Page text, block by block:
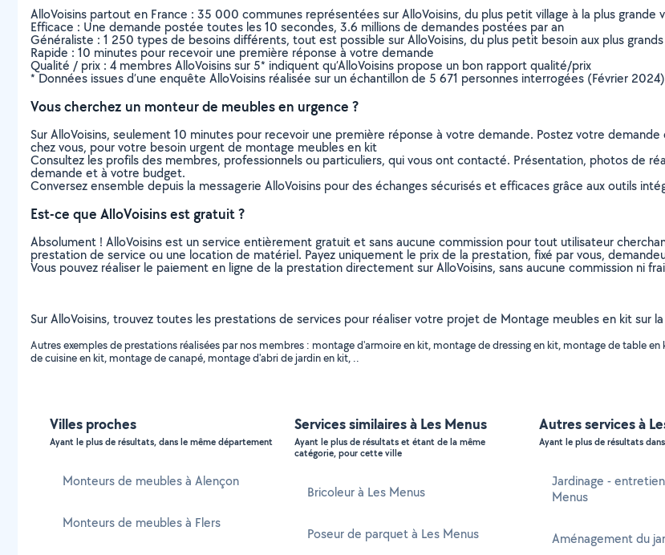
AlloVoisins partout en France : 35 000 communes représentées sur AlloVoisins, du plus petit village à la plus grande
Efficace : Une demande postée toutes les 10 secondes, 3.6 millions de demandes postées par an
Généraliste : 1 250 types de besoins différents, tout est possible sur AlloVoisins, du plus petit besoin aux plus
Rapide : 10 minutes pour recevoir une première réponse à votre demande
Qualité / prix : 4 membres AlloVoisins sur 5* indiquent qu’AlloVoisins propose un bon rapport qualité/prix
* Données issues d’une enquête AlloVoisins réalisée sur un échantillon de 5 671 personnes interrogées (Février 2024)
Vous cherchez un monteur de meubles en urgence ?
Sur AlloVoisins, seulement 10 minutes pour recevoir une première réponse à votre demande. Postez votre
chez vous, pour votre besoin urgent de montage meubles en kit
Consultez les profils des membres, professionnels ou particuliers, qui vous ont contacté. Présentation, photos de
demande et à votre budget.
Conversez ensemble depuis la messagerie AlloVoisins pour des échanges sécurisés et efficaces grâce aux outils
Est-ce que AlloVoisins est gratuit ?
Absolument ! AlloVoisins est un service entièrement gratuit et sans aucune commission pour tout utilisateur
prestation de service ou une location de matériel. Payez uniquement le prix de la prestation, fixé par vous,
Vous pouvez réaliser le paiement en ligne de la prestation directement sur AlloVoisins, sans aucune commission ni
Sur AlloVoisins, trouvez toutes les prestations de services pour réaliser votre projet de Montage meubles en kit sur
Autres exemples de prestations réalisées par nos membres : montage d'armoire en kit, montage de dressing en kit, montage de table
de cuisine en kit, montage de canapé, montage d'abri de jardin en kit, ..
Villes proches
Ayant le plus de résultats, dans le même département
Monteurs de meubles à Alençon
Monteurs de meubles à Flers
Services similaires à Les Menus
Ayant le plus de résultats et étant de la même
catégorie, pour cette ville
Bricoleur à Les Menus
Poseur de parquet à Les Menus
Autres services à
Ayant le plus de résultats
Jardinage -
Menus
Aménagement du